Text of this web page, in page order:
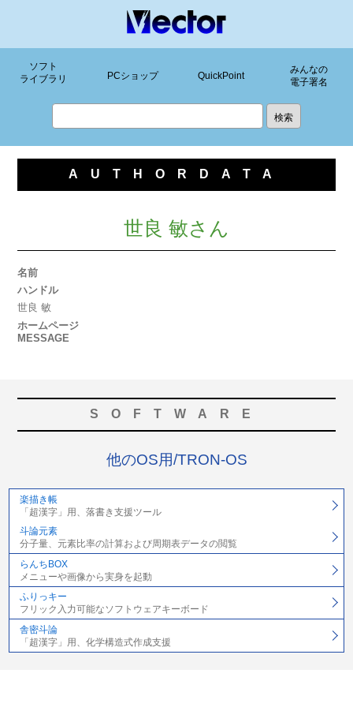
ソフト
ライブラリ
PCショップ QuickPoint
みんなの
電子署名
AUTHORDATA
世良 敏さん
名前
ハンドル
世良 敏
ホームページ
MESSAGE
SOFTWARE
他のOS用/TRON-OS
楽描き帳
「超漢字」用、落書き支援ツール
斗論元素
分子量、元素比率の計算および周期表データの閲覧
らんちBOX
メニューや画像から実身を起動
ふりっキー
フリック入力可能なソフトウェアキーボード
舎密斗論
「超漢字」用、化学構造式作成支援